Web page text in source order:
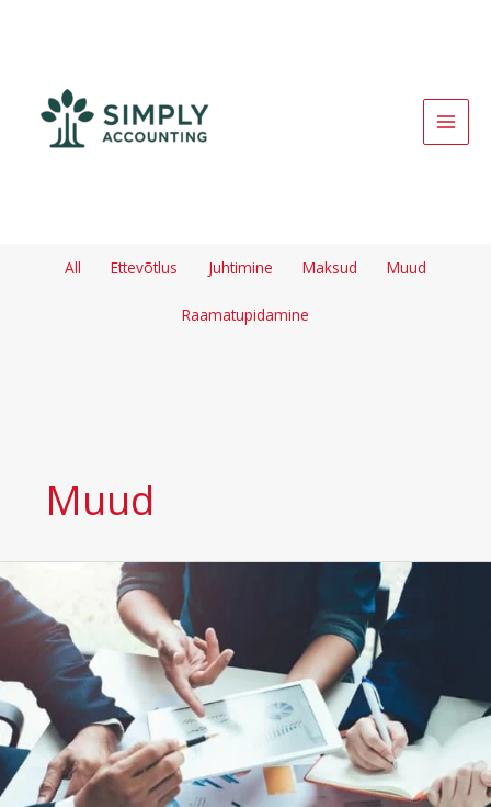
All Ettevõtlus Juhtimine Maksud Muud
Raamatupidamine
Muud